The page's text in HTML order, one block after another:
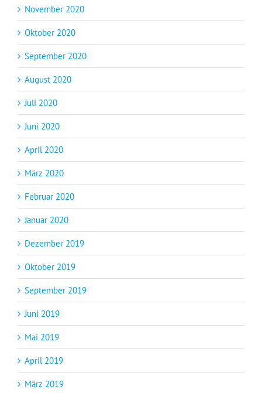
November 2020
Oktober 2020
September 2020
August 2020
Juli 2020
Juni 2020
April 2020
März 2020
Februar 2020
Januar 2020
Dezember 2019
Oktober 2019
September 2019
Juni 2019
Mai 2019
April 2019
März 2019